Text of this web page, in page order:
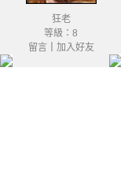
狂老
等級：8
留言｜ 加入好友